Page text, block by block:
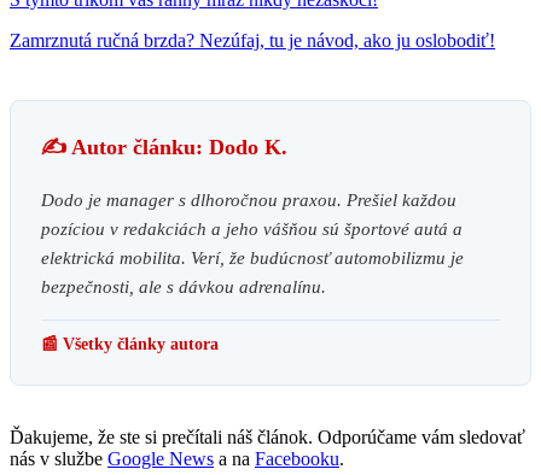
Zamrznutá ručná brzda? Nezúfaj, tu je návod, ako ju oslobodiť!
✍️ Autor článku: Dodo K.
Dodo je manager s dlhoročnou praxou. Prešiel každou
pozíciou v redakciách a jeho vášňou sú športové autá a
elektrická mobilita. Verí, že budúcnosť automobilizmu je
bezpečnosti, ale s dávkou adrenalínu.
📰 Všetky články autora
Ďakujeme, že ste si prečítali náš článok. Odporúčame vám sledovať
nás v službe Google News a na Facebooku.